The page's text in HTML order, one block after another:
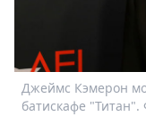
2026
Скачай
Джеймс Кэмерон
батискафе "Титан".